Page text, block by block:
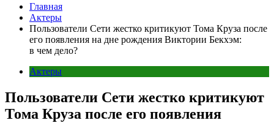
Главная
Актеры
Пользователи Сети жестко критикуют Тома Круза после
его появления на дне рождения Виктории Бекхэм:
в чем дело?
Актеры
Пользователи Сети жестко критикуют
Тома Круза после его появления